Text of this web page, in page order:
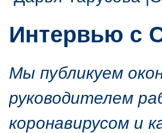
Интервью с
Мы публикуем
руководителем
коронавирусом и